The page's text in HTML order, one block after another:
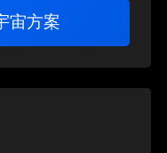
宙方案